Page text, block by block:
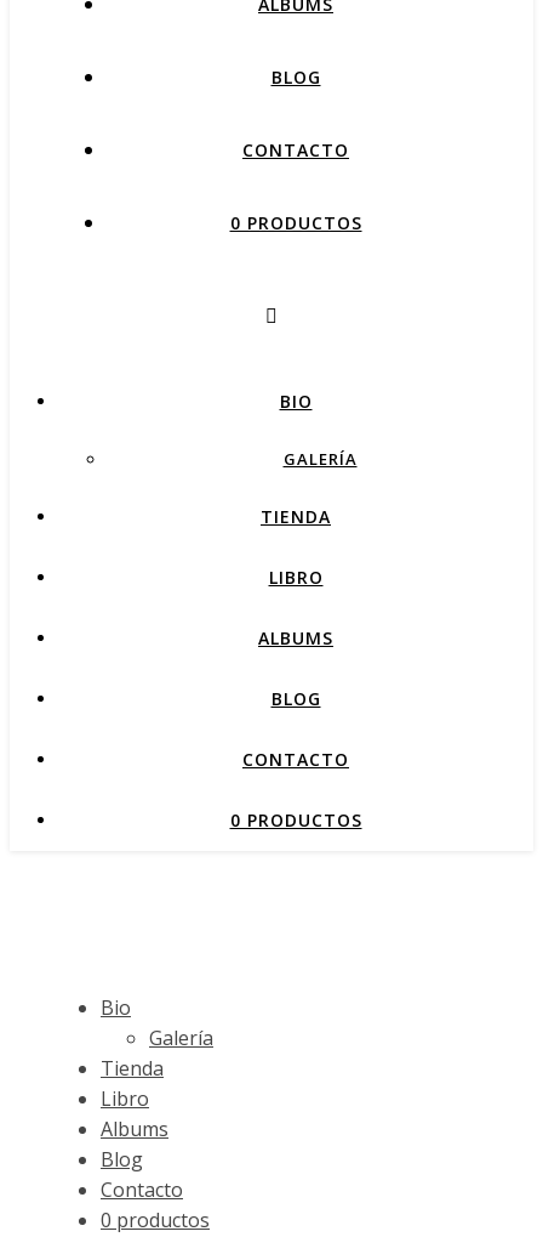
BLOG
CONTACTO
0 PRODUCTOS
BIO
GALERÍA
TIENDA
LIBRO
ALBUMS
BLOG
CONTACTO
0 PRODUCTOS
Bio
Galería
Tienda
Libro
Albums
Blog
Contacto
0 productos